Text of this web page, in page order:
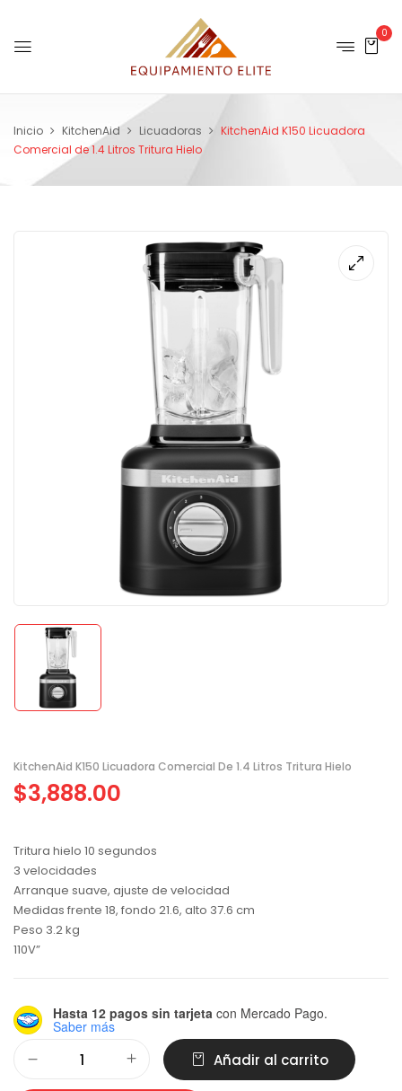
0
Inicio KitchenAid Licuadoras
KitchenAid K150 Licuadora
Comercial de 1.4 Litros Tritura Hielo
KitchenAid K150 Licuadora Comercial De 1.4 Litros Tritura Hielo
$3,888.00
Tritura hielo 10 segundos
3 velocidades
Arranque suave, ajuste de velocidad
Medidas frente 18, fondo 21.6, alto 37.6 cm
Peso 3.2 kg
110V”
Hasta 12 pagos sin tarjeta con Mercado Pago.
Saber más
Añadir al carrito